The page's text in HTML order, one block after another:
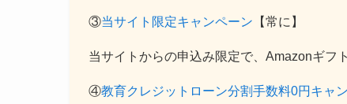
③当サイト限定キャンペーン 【常に】
当サイトからの申込み限定で、Amazonギフ
④教育クレジットローン分割手数料0円キャ